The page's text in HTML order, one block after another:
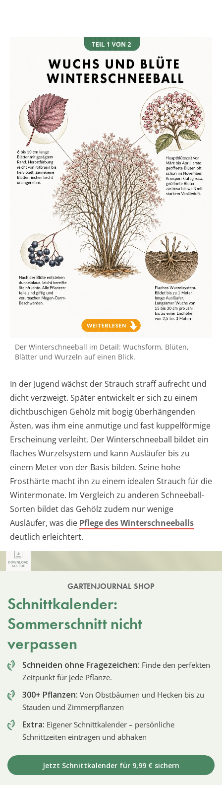
Der Winterschneeball im Detail: Wuchsform, Blüten,
Blätter und Wurzeln auf einen Blick.
In der Jugend wächst der Strauch straff aufrecht und
dicht verzweigt. Später entwickelt er sich zu einem
dichtbuschigen Gehölz mit bogig überhängenden
Ästen, was ihm eine anmutige und fast kuppelförmige
Erscheinung verleiht. Der Winterschneeball bildet ein
flaches Wurzelsystem und kann Ausläufer bis zu
einem Meter von der Basis bilden. Seine hohe
Frosthärte macht ihn zu einem idealen Strauch für die
Wintermonate. Im Vergleich zu anderen Schneeball-
Sorten bildet das Gehölz zudem nur wenige
Ausläufer, was die Pflege des Winterschneeballs
deutlich erleichtert.
GARTENJOURNAL SHOP
Schnittkalender:
Sommerschnitt nicht
verpassen
Schneiden ohne Fragezeichen: Finde den perfekten
Zeitpunkt für jede Pflanze.
300+ Pflanzen: Von Obstbäumen und Hecken bis zu
Stauden und Zimmerpflanzen
Extra: Eigener Schnittkalender – persönliche
Schnittzeiten eintragen und abhaken
Jetzt Schnittkalender für 9,99 € sichern